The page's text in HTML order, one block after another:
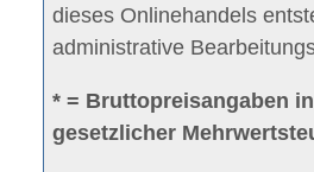
dieses Onlinehandels
administrative
* = Bruttopreisangaben
gesetzlicher